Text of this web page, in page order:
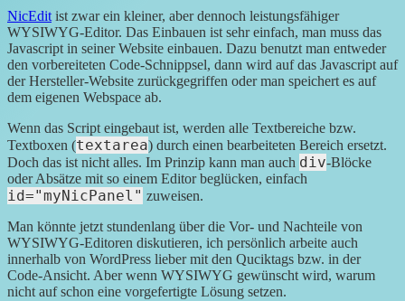
NicEdit ist zwar ein kleiner, aber dennoch leistungsfähiger
WYSIWYG-Editor. Das Einbauen ist sehr einfach, man muss das
Javascript in seiner Website einbauen. Dazu benutzt man entweder
den vorbereiteten Code-Schnippsel, dann wird auf das Javascript auf
der Hersteller-Website zurückgegriffen oder man speichert es auf
dem eigenen Webspace ab.
Wenn das Script eingebaut ist, werden alle Textbereiche bzw.
Textboxen (textarea) durch einen bearbeiteten Bereich ersetzt.
Doch das ist nicht alles. Im Prinzip kann man auch div-Blöcke
oder Absätze mit so einem Editor beglücken, einfach
id="myNicPanel" zuweisen.
Man könnte jetzt stundenlang über die Vor- und Nachteile von
WYSIWYG-Editoren diskutieren, ich persönlich arbeite auch
innerhalb von WordPress lieber mit den Quciktags bzw. in der
Code-Ansicht. Aber wenn WYSIWYG gewünscht wird, warum
nicht auf schon eine vorgefertigte Lösung setzen.